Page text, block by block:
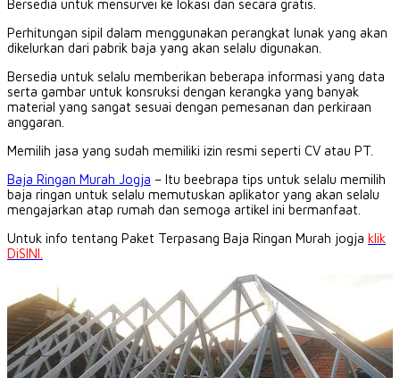
Bersedia untuk mensurvei ke lokasi dan secara gratis.
Perhitungan sipil dalam menggunakan perangkat lunak yang akan
dikelurkan dari pabrik baja yang akan selalu digunakan.
Bersedia untuk selalu memberikan beberapa informasi yang data
serta gambar untuk konsruksi dengan kerangka yang banyak
material yang sangat sesuai dengan pemesanan dan perkiraan
anggaran.
Memilih jasa yang sudah memiliki izin resmi seperti CV atau PT.
Baja Ringan Murah Jogja – Itu beebrapa tips untuk selalu memilih
baja ringan untuk selalu memutuskan aplikator yang akan selalu
mengajarkan atap rumah dan semoga artikel ini bermanfaat.
Untuk info tentang Paket Terpasang Baja Ringan Murah jogja klik
DiSINI.